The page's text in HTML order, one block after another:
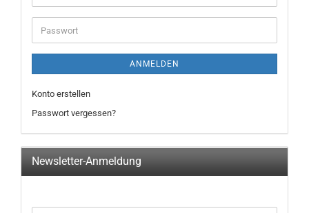
Mail-
Adresse
Passwort
ANMELDEN
Konto erstellen
Passwort vergessen?
Newsletter-Anmeldung